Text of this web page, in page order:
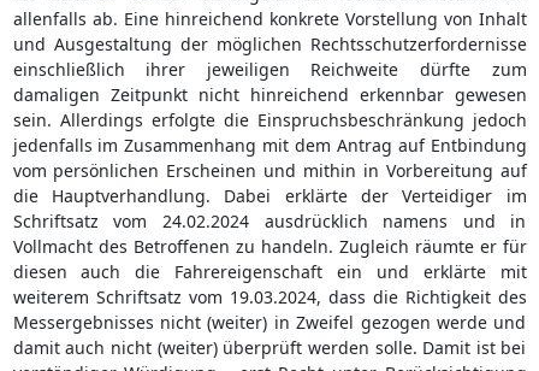
allenfalls ab. Eine hinreichend konkrete Vorstellung von Inhalt
und Ausgestaltung der möglichen Rechtsschutzerfordernisse
einschließlich ihrer jeweiligen Reichweite dürfte zum
damaligen Zeitpunkt nicht hinreichend erkennbar gewesen
sein. Allerdings erfolgte die Einspruchsbeschränkung jedoch
jedenfalls im Zusammenhang mit dem Antrag auf Entbindung
vom persönlichen Erscheinen und mithin in Vorbereitung auf
die Hauptverhandlung. Dabei erklärte der Verteidiger im
Schriftsatz vom 24.02.2024 ausdrücklich namens und in
Vollmacht des Betroffenen zu handeln. Zugleich räumte er für
diesen auch die Fahrereigenschaft ein und erklärte mit
weiterem Schriftsatz vom 19.03.2024, dass die Richtigkeit des
Messergebnisses nicht (weiter) in Zweifel gezogen werde und
damit auch nicht (weiter) überprüft werden solle. Damit ist bei